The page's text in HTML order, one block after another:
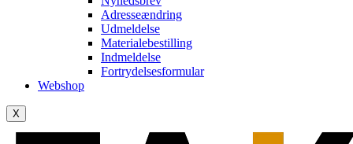
Adresseændring
Udmeldelse
Materialebestilling
Indmeldelse
Fortrydelsesformular
Webshop
X